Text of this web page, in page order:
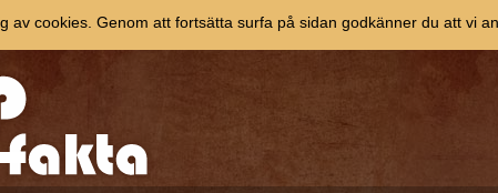
av cookies. Genom att fortsätta surfa på sidan godkänner du att vi